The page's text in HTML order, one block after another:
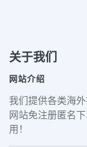
关于我们
网站介绍
我们提供各类海
网站免注册匿名
用！